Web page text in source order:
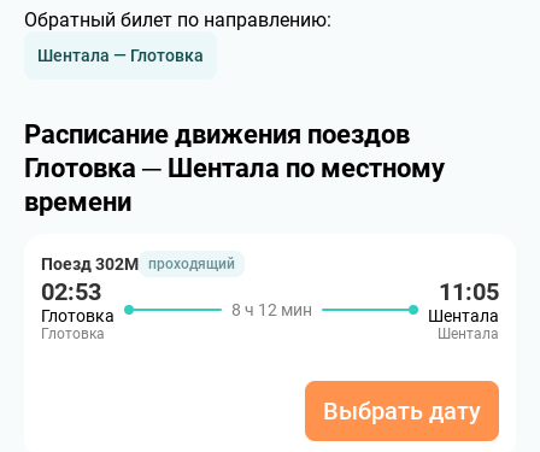
Обратный билет по направлению:
Шентала — Глотовка
Расписание движения поездов
Глотовка ─ Шентала по местному
времени
Поезд 302М проходящий
02:53
Глотовка
Глотовка
8 ч 12 мин
11:05
Шентала
Шентала
Выбрать дату